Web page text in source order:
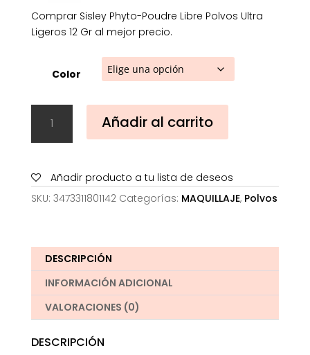
Comprar Sisley Phyto-Poudre Libre Polvos Ultra
Ligeros 12 Gr al mejor precio.
Color
Phyto-
Poudre
Polvos
Ultra
cantidad
Añadir al carrito
Añadir producto a tu lista de deseos
SKU: 3473311801142 Categorías: MAQUILLAJE, Polvos
DESCRIPCIÓN
INFORMACIÓN ADICIONAL
VALORACIONES (0)
DESCRIPCIÓN